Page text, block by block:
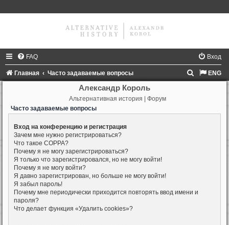
FAQ Вход
Главная Часто задаваемые вопросы ENG
с
Александр Король
Альтернативная история | Форум
Часто задаваемые вопросы
Вход на конференцию и регистрация
Зачем мне нужно регистрироваться?
Что такое COPPA?
Почему я не могу зарегистрироваться?
Я только что зарегистрировался, но не могу войти!
Почему я не могу войти?
Я давно зарегистрирован, но больше не могу войти!
Я забыл пароль!
Почему мне периодически приходится повторять ввод имени и
пароля?
Что делает функция «Удалить cookies»?